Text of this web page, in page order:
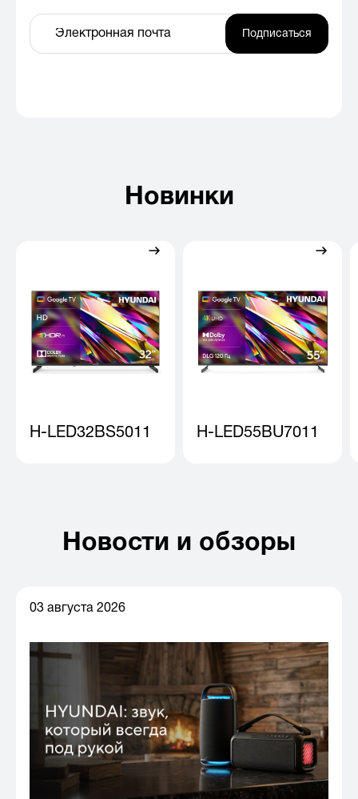
Подписаться
Новинки
H-LED32BS5011 H-LED55BU7011
Новости и обзоры
03 августа 2026